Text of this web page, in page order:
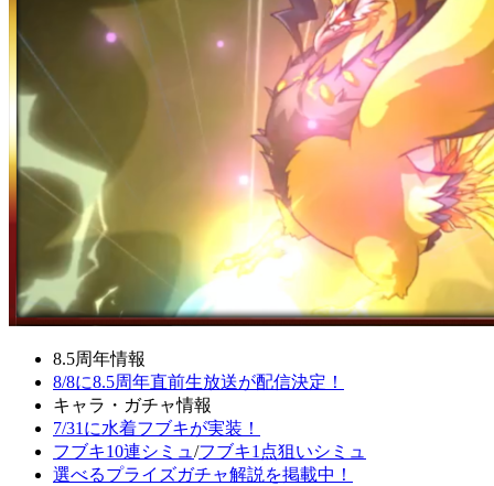
8.5周年情報
8/8に8.5周年直前生放送が配信決定！
キャラ・ガチャ情報
7/31に水着フブキが実装！
フブキ10連シミュ /フブキ1点狙いシミュ
選べるプライズガチャ解説を掲載中！